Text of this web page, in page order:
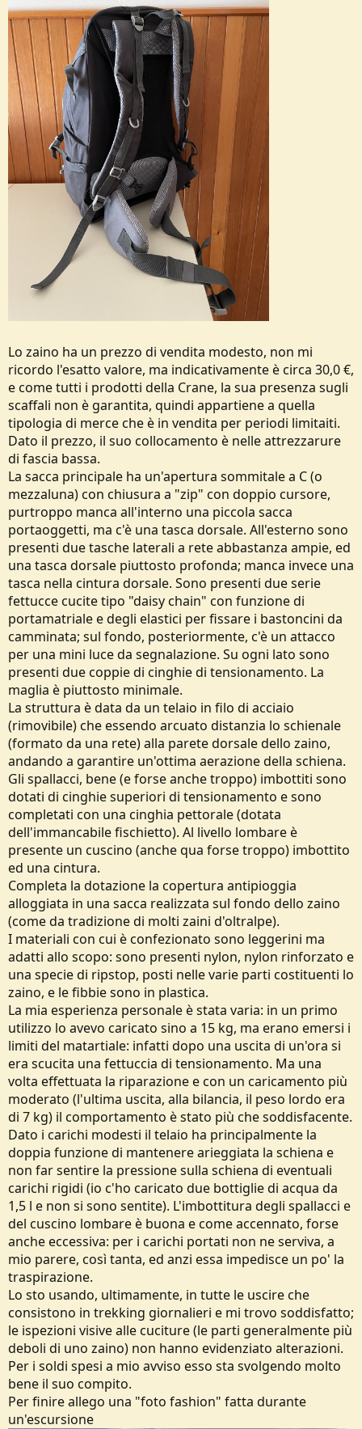
Lo zaino ha un prezzo di vendita modesto, non mi
ricordo l'esatto valore, ma indicativamente è circa 30,0 €,
e come tutti i prodotti della Crane, la sua presenza sugli
scaffali non è garantita, quindi appartiene a quella
tipologia di merce che è in vendita per periodi limitaiti.
Dato il prezzo, il suo collocamento è nelle attrezzarure
di fascia bassa.
La sacca principale ha un'apertura sommitale a C (o
mezzaluna) con chiusura a "zip" con doppio cursore,
purtroppo manca all'interno una piccola sacca
portaoggetti, ma c'è una tasca dorsale. All'esterno sono
presenti due tasche laterali a rete abbastanza ampie, ed
una tasca dorsale piuttosto profonda; manca invece una
tasca nella cintura dorsale. Sono presenti due serie
fettucce cucite tipo "daisy chain" con funzione di
portamatriale e degli elastici per fissare i bastoncini da
camminata; sul fondo, posteriormente, c'è un attacco
per una mini luce da segnalazione. Su ogni lato sono
presenti due coppie di cinghie di tensionamento. La
maglia è piuttosto minimale.
La struttura è data da un telaio in filo di acciaio
(rimovibile) che essendo arcuato distanzia lo schienale
(formato da una rete) alla parete dorsale dello zaino,
andando a garantire un'ottima aerazione della schiena.
Gli spallacci, bene (e forse anche troppo) imbottiti sono
dotati di cinghie superiori di tensionamento e sono
completati con una cinghia pettorale (dotata
dell'immancabile fischietto). Al livello lombare è
presente un cuscino (anche qua forse troppo) imbottito
ed una cintura.
Completa la dotazione la copertura antipioggia
alloggiata in una sacca realizzata sul fondo dello zaino
(come da tradizione di molti zaini d'oltralpe).
I materiali con cui è confezionato sono leggerini ma
adatti allo scopo: sono presenti nylon, nylon rinforzato e
una specie di ripstop, posti nelle varie parti costituenti lo
zaino, e le fibbie sono in plastica.
La mia esperienza personale è stata varia: in un primo
utilizzo lo avevo caricato sino a 15 kg, ma erano emersi i
limiti del matartiale: infatti dopo una uscita di un'ora si
era scucita una fettuccia di tensionamento. Ma una
volta effettuata la riparazione e con un caricamento più
moderato (l'ultima uscita, alla bilancia, il peso lordo era
di 7 kg) il comportamento è stato più che soddisfacente.
Dato i carichi modesti il telaio ha principalmente la
doppia funzione di mantenere arieggiata la schiena e
non far sentire la pressione sulla schiena di eventuali
carichi rigidi (io c'ho caricato due bottiglie di acqua da
1,5 l e non si sono sentite). L'imbottitura degli spallacci e
del cuscino lombare è buona e come accennato, forse
anche eccessiva: per i carichi portati non ne serviva, a
mio parere, così tanta, ed anzi essa impedisce un po' la
traspirazione.
Lo sto usando, ultimamente, in tutte le uscire che
consistono in trekking giornalieri e mi trovo soddisfatto;
le ispezioni visive alle cuciture (le parti generalmente più
deboli di uno zaino) non hanno evidenziato alterazioni.
Per i soldi spesi a mio avviso esso sta svolgendo molto
bene il suo compito.
Per finire allego una "foto fashion" fatta durante
un'escursione